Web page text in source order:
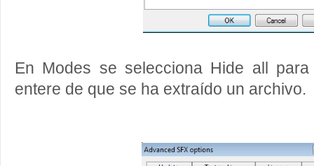
En Modes se selecciona Hide all
entere de que se ha extraído un archivo.